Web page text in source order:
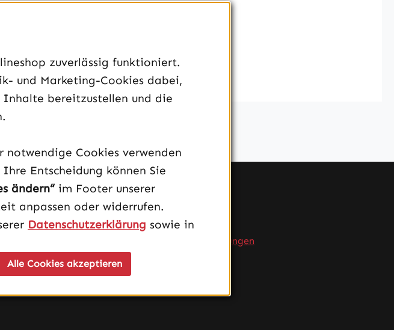
Infos
AGB
Datenschutz
Vertrag widerrufen
Service
FAQ
Produktempfehlungen
zuverlässig funktioniert.
und Marketing-Cookies dabei,
Inhalte bereitzustellen und die
notwendige Cookies verwenden
Entscheidung können Sie
ändern“ im Footer unserer
anpassen oder widerrufen.
Datenschutzerklärung sowie in
Alle Cookies akzeptieren